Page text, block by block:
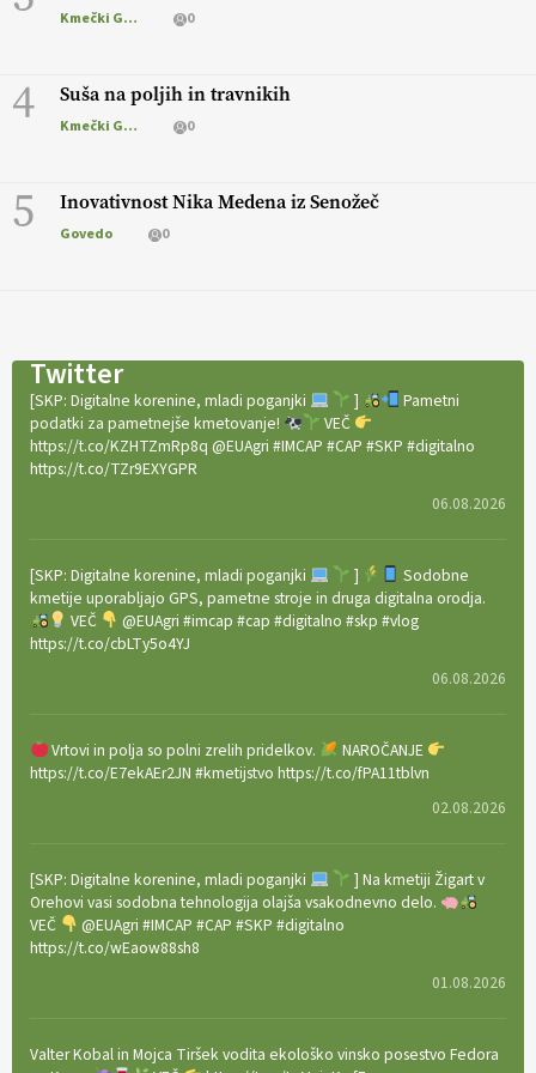
Kmečki Glas 0
4 Suša na poljih in travnikih
Kmečki Glas 0
5 Inovativnost Nika Medena iz Senožeč
Govedo 0
Twitter
[SKP: Digitalne korenine, mladi poganjki ]
Pametni
podatki za pametnejše kmetovanje!
VEČ
https://t.co/KZHTZmRp8q @EUAgri #IMCAP #CAP #SKP #digitalno
https://t.co/TZr9EXYGPR
06.08.2026
[SKP: Digitalne korenine, mladi poganjki ]
Sodobne
kmetije uporabljajo GPS, pametne stroje in druga digitalna orodja.
VEČ
@EUAgri #imcap #cap #digitalno #skp #vlog
https://t.co/cbLTy5o4YJ
06.08.2026
Vrtovi in polja so polni zrelih pridelkov.
NAROČANJE
https://t.co/E7ekAEr2JN #kmetijstvo https://t.co/fPA11tblvn
02.08.2026
[SKP: Digitalne korenine, mladi poganjki
] Na kmetiji Žigart v
Orehovi vasi sodobna tehnologija olajša vsakodnevno delo.
VEČ
@EUAgri #IMCAP #CAP #SKP #digitalno
https://t.co/wEaow88sh8
01.08.2026
Valter Kobal in Mojca Tiršek vodita ekološko vinsko posestvo Fedora